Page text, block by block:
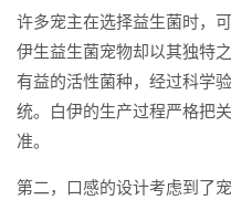
许多宠主在选择益生菌时，
伊生益生菌宠物却以其独特
有益的活性菌种，经过科学
统。白伊的生产过程严格把
准。
第二，口感的设计考虑到了